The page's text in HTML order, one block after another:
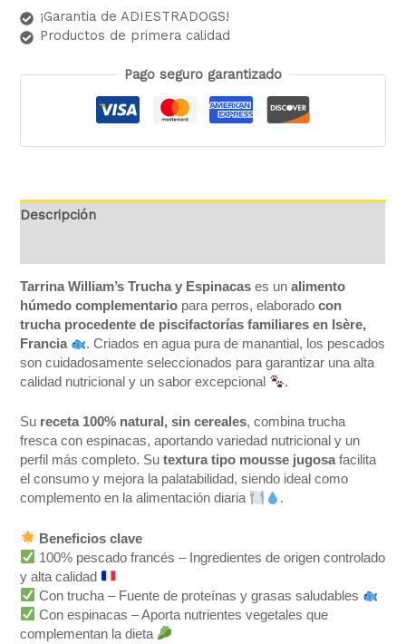
¡Garantia de ADIESTRADOGS!
Productos de primera calidad
Pago seguro garantizado
Descripción
Tarrina William’s Trucha y Espinacas es unalimento
húmedo complementario para perros, elaboradocon
trucha procedente de piscifactorías familiares en Isère,
Francia
. Criados en agua pura de manantial, los pescados
son cuidadosamente seleccionados para garantizar una alta
calidad nutricional y un sabor excepcional
.
Su receta 100% natural, sin cereales, combina trucha
fresca con espinacas, aportando variedad nutricional y un
perfil más completo. Sutextura tipo mousse jugosafacilita
el consumo y mejora la palatabilidad, siendo ideal como
complemento en la alimentación diaria
.
Beneficios clave
100% pescado francés – Ingredientes de origen controlado
y alta calidad
Con trucha – Fuente de proteínas y grasas saludables
Con espinacas – Aporta nutrientes vegetales que
complementan la dieta